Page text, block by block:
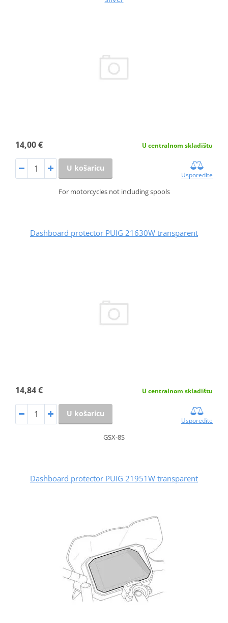
14,00 € U centralnom skladištu
U košaricu
Usporedite
For motorcycles not including spools
Dashboard protector PUIG 21630W transparent
14,84 € U centralnom skladištu
U košaricu
Usporedite
GSX-8S
Dashboard protector PUIG 21951W transparent